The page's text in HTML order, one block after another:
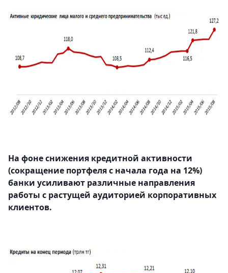
На фоне снижения кредитной активности
(сокращение портфеля с начала года на 12%)
банки усиливают различные направления
работы с растущей аудиторией корпоративных
клиентов.